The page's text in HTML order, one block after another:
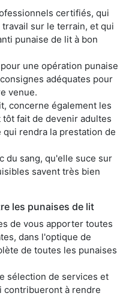
certifiés, qui
sur le terrain, et qui
punaise de lit à bon
une opération punaise
adéquates pour
venue.
concerne également les
fait de devenir adultes
rendra la prestation de
du sang, qu'elle suce sur
savent très bien
les punaises de lit
de vous apporter toutes
dans l'optique de
de toutes les punaises
sélection de services et
contribueront à rendre